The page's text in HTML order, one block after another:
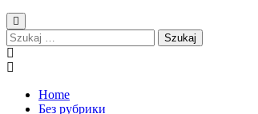
Szukaj:
Home
Без рубрики